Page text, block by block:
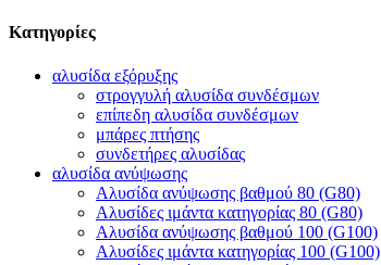
Κατηγορίες
αλυσίδα εξόρυξης
στρογγυλή αλυσίδα συνδέσμων
επίπεδη αλυσίδα συνδέσμων
μπάρες πτήσης
συνδετήρες αλυσίδας
αλυσίδα ανύψωσης
Αλυσίδα ανύψωσης βαθμού 80 (G80)
Αλυσίδες ιμάντα κατηγορίας 80 (G80)
Αλυσίδα ανύψωσης βαθμού 100 (G100)
Αλυσίδες ιμάντα κατηγορίας 100 (G100)